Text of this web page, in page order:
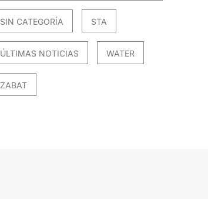
SIN CATEGORÍA STA
ÚLTIMAS NOTICIAS WATER
ZABAT